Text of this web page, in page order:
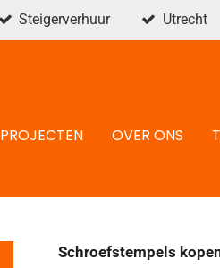
Steigerverhuur Utrecht
PROJECTEN OVER ONS
Schroefstempels